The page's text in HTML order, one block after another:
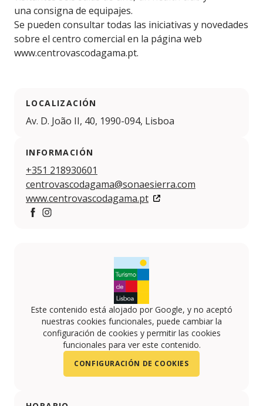
una consigna de equipajes.
Se pueden consultar todas las iniciativas y novedades
sobre el centro comercial en la página web
www.centrovascodagama.pt.
LOCALIZACIÓN
Av. D. João II, 40, 1990-094, Lisboa
INFORMACIÓN
+351 218930601
centrovascodagama@sonaesierra.com
www.centrovascodagama.pt
Este contenido está alojado por Google, y no aceptó
nuestras cookies funcionales, puede cambiar la
configuración de cookies y permitir las cookies
funcionales para ver este contenido.
CONFIGURACIÓN DE COOKIES